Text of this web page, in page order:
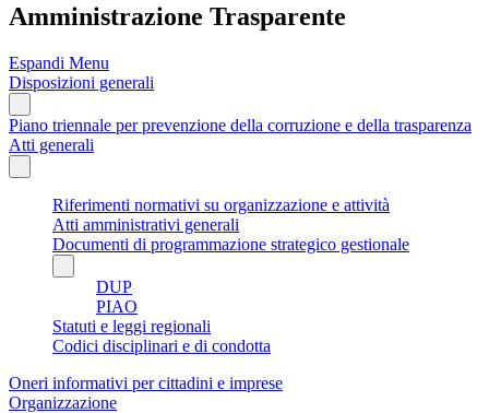
Amministrazione Trasparente
Espandi Menu
Disposizioni generali
Piano triennale per prevenzione della corruzione e della trasparenza
Atti generali
Riferimenti normativi su organizzazione e attività
Atti amministrativi generali
Documenti di programmazione strategico gestionale
DUP
PIAO
Statuti e leggi regionali
Codici disciplinari e di condotta
Oneri informativi per cittadini e imprese
Organizzazione